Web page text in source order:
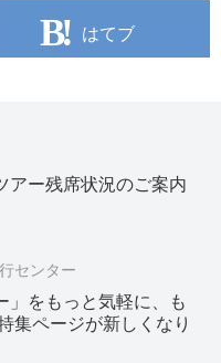
はてブ
アー残席状況のご案内
センター
」をもっと気軽に、も
集ページが新しくなり